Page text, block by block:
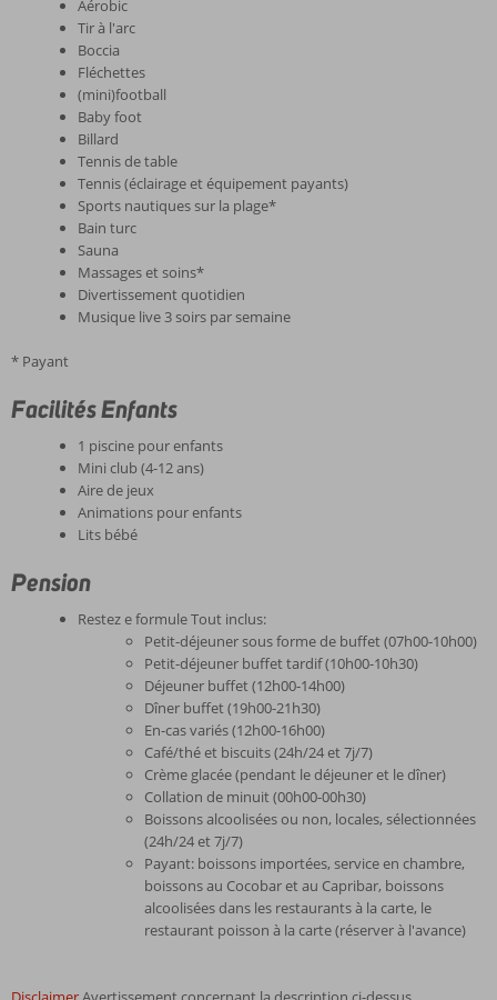
Aérobic
Tir à l'arc
Boccia
Fléchettes
(mini)football
Baby foot
Billard
Tennis de table
Tennis (éclairage et équipement payants)
Sports nautiques sur la plage*
Bain turc
Sauna
Massages et soins*
Divertissement quotidien
Musique live 3 soirs par semaine
* Payant
Facilités Enfants
1 piscine pour enfants
Mini club (4-12 ans)
Aire de jeux
Animations pour enfants
Lits bébé
Pension
Restez e formule Tout inclus:
Petit-déjeuner sous forme de buffet (07h00-10h00)
Petit-déjeuner buffet tardif (10h00-10h30)
Déjeuner buffet (12h00-14h00)
Dîner buffet (19h00-21h30)
En-cas variés (12h00-16h00)
Café/thé et biscuits (24h/24 et 7j/7)
Crème glacée (pendant le déjeuner et le dîner)
Collation de minuit (00h00-00h30)
Boissons alcoolisées ou non, locales, sélectionnées
(24h/24 et 7j/7)
Payant: boissons importées, service en chambre,
boissons au Cocobar et au Capribar, boissons
alcoolisées dans les restaurants à la carte, le
restaurant poisson à la carte (réserver à l'avance)